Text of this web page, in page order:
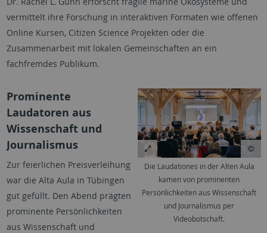
vermittelt ihre Forschung in interaktiven Formaten wie offenen
Online Kursen, Citizen Science Projekten oder die
Zusammenarbeit mit lokalen Gemeinschaften an ein
fachfremdes Publikum.
Die Laudationes in der Alten Aula
kamen von prominenten
Persönlichkeiten aus Wissenschaft
und Journalismus per
Videobotschaft.
Prominente
Laudatoren aus
Wissenschaft und
Journalismus
Zur feierlichen Preisverleihung
war die Alta Aula in Tübingen
gut gefüllt. Den Abend prägten
prominente Persönlichkeiten
aus Wissenschaft und